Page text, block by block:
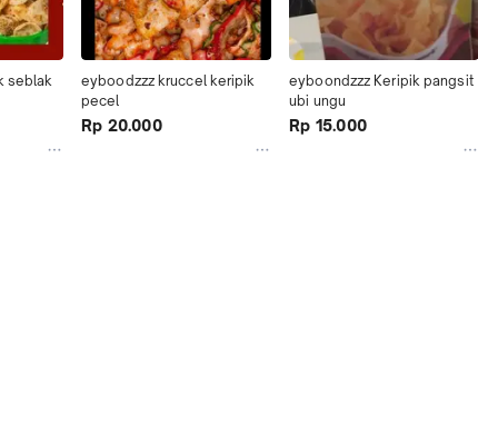
seblak
eyboodzzz kruccel keripik
pecel
Rp 20.000
eyboondzzz Keripik pangsit
ubi ungu
Rp 15.000